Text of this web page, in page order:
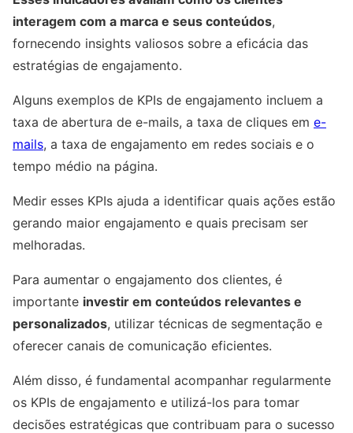
interagem com a marca e seus conteúdos,
fornecendo insights valiosos sobre a eficácia das
estratégias de engajamento.
Alguns exemplos de KPIs de engajamento incluem a
taxa de abertura de e-mails, a taxa de cliques em e-
mails, a taxa de engajamento em redes sociais e o
tempo médio na página.
Medir esses KPIs ajuda a identificar quais ações estão
gerando maior engajamento e quais precisam ser
melhoradas.
Para aumentar o engajamento dos clientes, é
importante investir em conteúdos relevantes e
personalizados, utilizar técnicas de segmentação e
oferecer canais de comunicação eficientes.
Além disso, é fundamental acompanhar regularmente
os KPIs de engajamento e utilizá-los para tomar
decisões estratégicas que contribuam para o sucesso